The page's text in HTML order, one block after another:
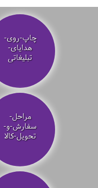
چاپ-روی-
هدایای-
تبلیغاتی
مراحل-
سفارش-و-
تحویل-کالا